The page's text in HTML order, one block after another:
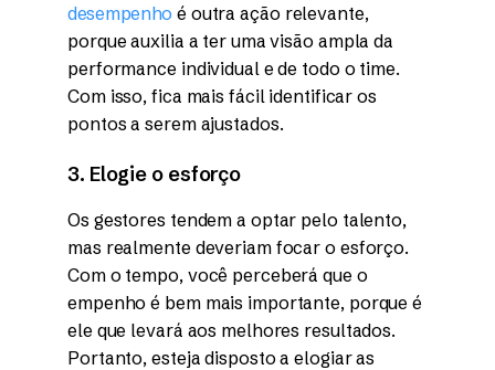
desempenho é outra ação relevante,
porque auxilia a ter uma visão ampla da
performance individual e de todo o time.
Com isso, fica mais fácil identificar os
pontos a serem ajustados.
3. Elogie o esforço
Os gestores tendem a optar pelo talento,
mas realmente deveriam focar o esforço.
Com o tempo, você perceberá que o
empenho é bem mais importante, porque é
ele que levará aos melhores resultados.
Portanto, esteja disposto a elogiar as